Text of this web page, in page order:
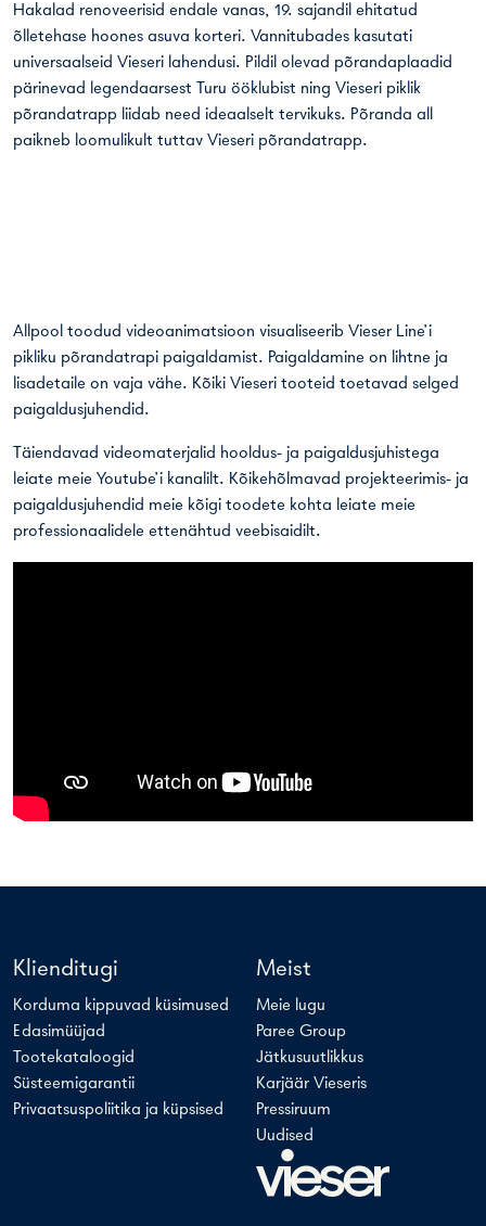
Hakalad renoveerisid endale vanas, 19. sajandil ehitatud
õlletehase hoones asuva korteri. Vannitubades kasutati
universaalseid Vieseri lahendusi. Pildil olevad põrandaplaadid
pärinevad legendaarsest Turu ööklubist ning Vieseri piklik
põrandatrapp liidab need ideaalselt tervikuks. Põranda all
paikneb loomulikult tuttav Vieseri põrandatrapp.
Allpool toodud videoanimatsioon visualiseerib Vieser Line’i
pikliku põrandatrapi paigaldamist. Paigaldamine on lihtne ja
lisadetaile on vaja vähe. Kõiki Vieseri tooteid toetavad selged
paigaldusjuhendid.
Täiendavad videomaterjalid hooldus- ja paigaldusjuhistega
leiate meie Youtube’i kanalilt. Kõikehõlmavad projekteerimis- ja
paigaldusjuhendid meie kõigi toodete kohta leiate meie
professionaalidele ettenähtud veebisaidilt.
Klienditugi
Korduma kippuvad küsimused
Edasimüüjad
Tootekataloogid
Süsteemigarantii
Privaatsuspoliitika ja küpsised
Meist
Meie lugu
Paree Group
Jätkusuutlikkus
Karjäär Vieseris
Pressiruum
Uudised